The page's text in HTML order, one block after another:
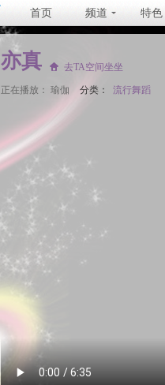
首页 频道 特色
亦真 去TA空间坐坐
正在播放： 瑜伽 分类：
流行舞蹈